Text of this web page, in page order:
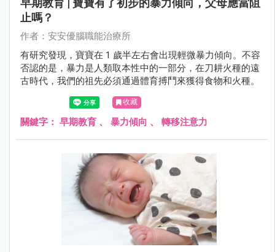
早期教育 | 寶寶有了初步的暴力傾向，父母應當阻
止嗎？
作者：安安優腦職能治療所
有研究發現，寶寶在 1 歲半左右會出現輕微暴力傾向。不容
否認的是，暴力是人類取本性中的一部分，在刀耕火種的遠
古時代，我們的祖先必須通過體育搏鬥來獲得食物和火種。
收藏
關鍵字： 早期教育 、 暴力傾向 、 轉移注意力